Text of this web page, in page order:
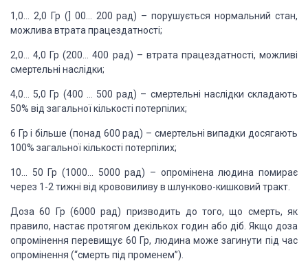
1,0… 2,0 Гр (] 00… 200 рад) – порушується нормальний стан,
можлива втрата працездатності;
2,0… 4,0 Гр (200… 400 рад) – втрата працездатності, можливі
смертельні наслідки;
4,0… 5,0 Гр (400 … 500 рад) – смертельні наслідки складають
50% від загальної кількості потерпілих;
6 Гр і більше (понад 600 рад) – смертельні випадки досягають
100% загальної кількості потерпілих;
10… 50 Гр (1000… 5000 рад) – опромінена людина помирає
через 1-2 тижні від крововиливу в шлунково-кишковий тракт.
Доза 60 Гр (6000 рад) призводить до того, що смерть, як
правило, настає протягом декількох годин або діб. Якщо доза
опромінення перевищує 60 Гр, людина може загинути під час
опромінення (“смерть під променем”).